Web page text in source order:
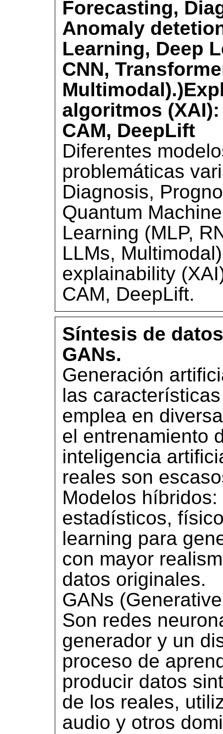
Forecasting,
Anomaly
Learning, Deep
CNN,
algoritmos (XAI):
CAM, DeepLift
Diferentes
problemáticas
Diagnosis,
Quantum
Learning (MLP,
LLMs,
explainability
CAM, DeepLift.
Síntesis de
GANs.
Generación
las
emplea en
el entrenamiento
inteligencia
reales son
Modelos
estadísticos,
learning para
con mayor
datos originales.
GANs
Son redes
generador y un
proceso de
producir datos
de los reales,
audio y otros